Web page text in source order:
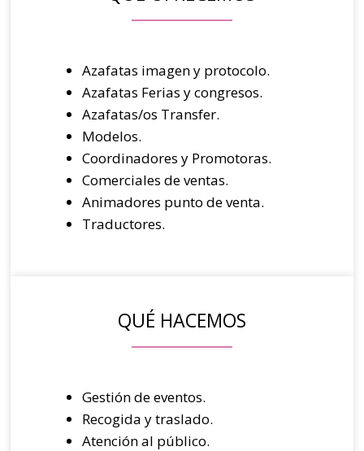
Azafatas imagen y protocolo.
Azafatas Ferias y congresos.
Azafatas/os Transfer.
Modelos.
Coordinadores y Promotoras.
Comerciales de ventas.
Animadores punto de venta.
Traductores.
QUÉ HACEMOS
Gestión de eventos.
Recogida y traslado.
Atención al público.